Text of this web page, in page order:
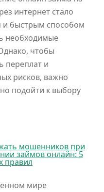
интернет стало
и быстрым способом
необходимые
чтобы
переплат и
рисков, важно
подойти к выбору
мошенников при
займов онлайн: 5
правил
мире